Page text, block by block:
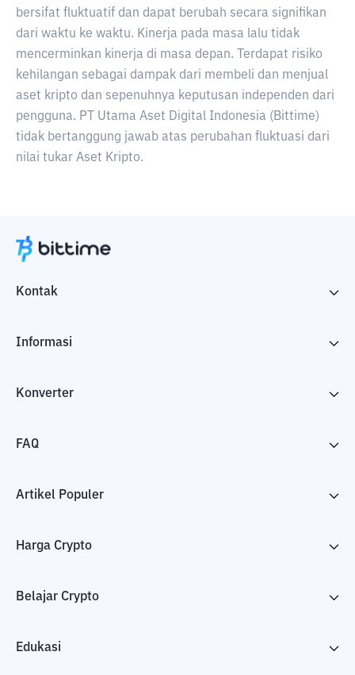
bersifat fluktuatif dan dapat berubah secara signifikan
dari waktu ke waktu. Kinerja pada masa lalu tidak
mencerminkan kinerja di masa depan. Terdapat risiko
kehilangan sebagai dampak dari membeli dan menjual
aset kripto dan sepenuhnya keputusan independen dari
pengguna. PT Utama Aset Digital Indonesia (Bittime)
tidak bertanggung jawab atas perubahan fluktuasi dari
nilai tukar Aset Kripto.
Kontak
Informasi
Konverter
FAQ
Artikel Populer
Harga Crypto
Belajar Crypto
Edukasi